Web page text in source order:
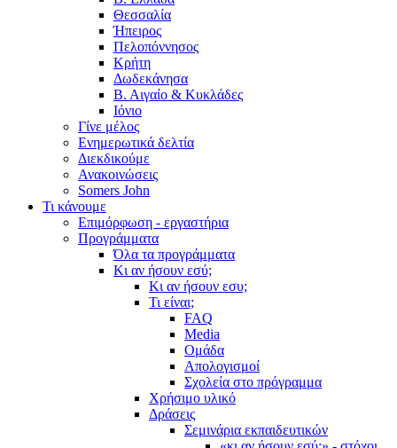
Θεσσαλία
Ήπειρος
Πελοπόννησος
Κρήτη
Δωδεκάνησα
Β. Αιγαίο & Κυκλάδες
Ιόνιο
Γίνε μέλος
Ενημερωτικά δελτία
Διεκδικούμε
Ανακοινώσεις
Somers John
Τι κάνουμε
Επιμόρφωση - εργαστήρια
Προγράμματα
Όλα τα προγράμματα
Κι αν ήσουν εσύ;
Κι αν ήσουν εσυ;
Τι είναι;
FAQ
Media
Ομάδα
Απολογισμοί
Σχολεία στο πρόγραμμα
Χρήσιμο υλικό
Δράσεις
Σεμινάρια εκπαιδευτικών